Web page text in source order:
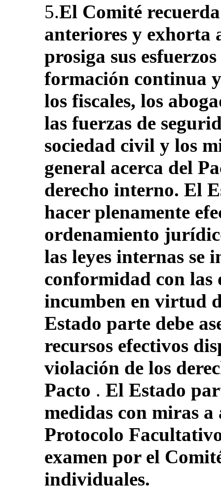
5.El Comité
anteriores y exhorta
prosiga sus
formación continua
los fiscales, los
las fuerzas de
sociedad civil y los
general acerca del
derecho interno. El
hacer plenamente
ordenamiento
las leyes internas se
conformidad con las
incumben en virtud
Estado parte debe
recursos efectivos
violación de los
Pacto . El Estado
medidas con miras
Protocolo
examen por el
individuales.